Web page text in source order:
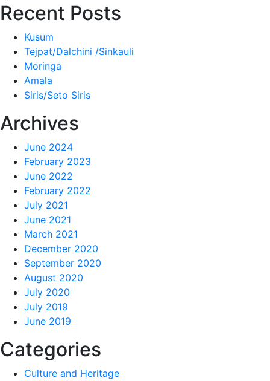
Recent Posts
Kusum
Tejpat/Dalchini /Sinkauli
Moringa
Amala
Siris/Seto Siris
Archives
June 2024
February 2023
June 2022
February 2022
July 2021
June 2021
March 2021
December 2020
September 2020
August 2020
July 2020
July 2019
June 2019
Categories
Culture and Heritage